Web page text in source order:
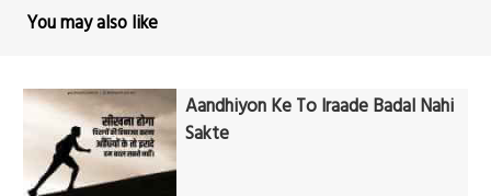
You may also like
Aandhiyon Ke To Iraade Badal Nahi
Sakte